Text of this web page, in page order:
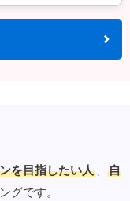
を目指したい人 、
自
グです。